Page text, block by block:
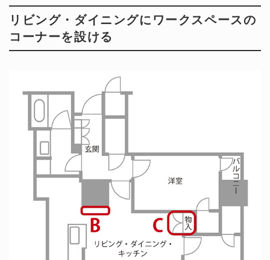
リビング・ダイニングにワークスペースの
コーナーを設ける